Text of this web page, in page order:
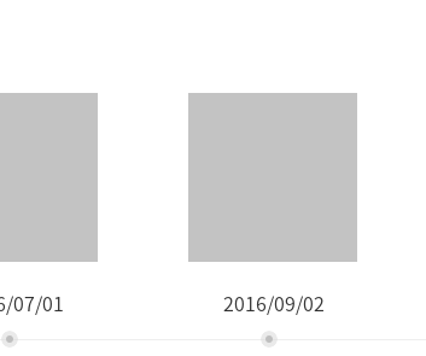
07/01 2016/09/02